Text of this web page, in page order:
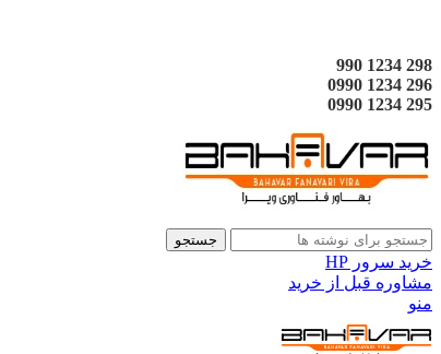
298 1234 990
296 1234 0990
295 1234 0990
جستجو
خرید سرور HP
مشاوره قبل از خرید
منو